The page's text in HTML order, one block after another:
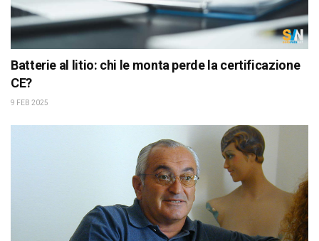
Batterie al litio: chi le monta perde la certificazione
CE?
9 FEB 2025